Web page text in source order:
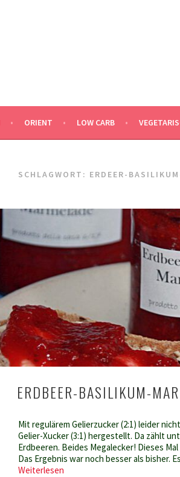
ORIENT LOW CARB
SCHLAGWORT: ERDEER-
ERDBEER-BASILIKUM-
Mit regulärem Gelierzucker (2:1) leider
Gelier-Xucker (3:1) hergestellt. Da zählt
Erdbeeren. Beides Megalecker! Dieses
Das Ergebnis war noch besser als
Weiterlesen